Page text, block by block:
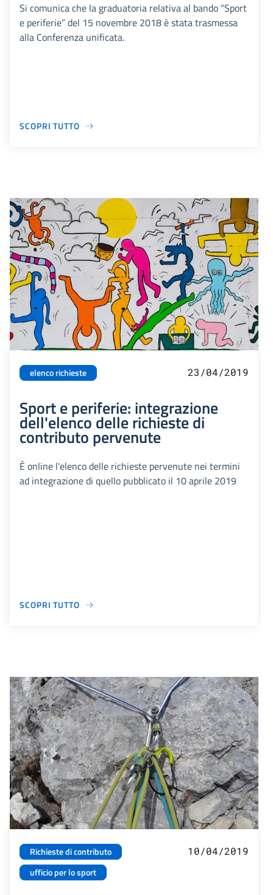
Si comunica che la graduatoria relativa al bando “Sport
e periferie” del 15 novembre 2018 è stata trasmessa
alla Conferenza unificata.
SCOPRI TUTTO
elenco richieste 23/04/2019
Sport e periferie: integrazione
dell'elenco delle richieste di
contributo pervenute
È online l'elenco delle richieste pervenute nei termini
ad integrazione di quello pubblicato il 10 aprile 2019
SCOPRI TUTTO
Richieste di contributo
ufficio per lo sport
10/04/2019